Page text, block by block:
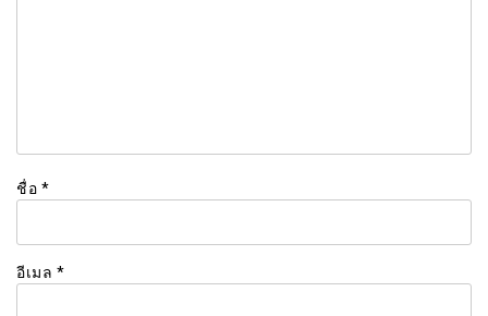
ชื่อ *
อีเมล *